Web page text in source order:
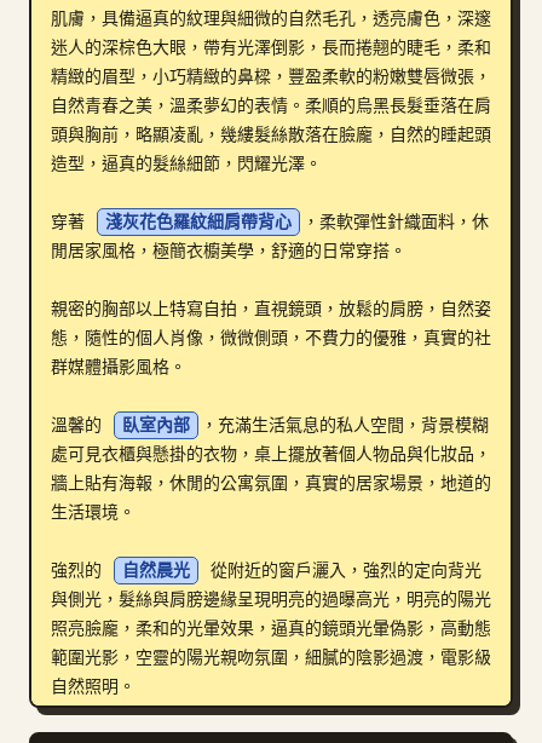
下載
部落格
更新
肌膚，具備逼真的紋理與細微的自然毛孔，透亮膚色，深邃
迷人的深棕色大眼，帶有光澤倒影，長而捲翹的睫毛，柔和
精緻的眉型，小巧精緻的鼻樑，豐盈柔軟的粉嫩雙唇微張，
自然青春之美，溫柔夢幻的表情。柔順的烏黑長髮垂落在肩
頭與胸前，略顯凌亂，幾縷髮絲散落在臉龐，自然的睡起頭
造型，逼真的髮絲細節，閃耀光澤。
穿著 淺灰花色羅紋細肩帶背心
，柔軟彈性針織面料，休
閒居家風格，極簡衣櫥美學，舒適的日常穿搭。
親密的胸部以上特寫自拍，直視鏡頭，放鬆的肩膀，自然姿
態，隨性的個人肖像，微微側頭，不費力的優雅，真實的社
群媒體攝影風格。
溫馨的 臥室內部
，充滿生活氣息的私人空間，背景模糊
處可見衣櫃與懸掛的衣物，桌上擺放著個人物品與化妝品，
牆上貼有海報，休閒的公寓氛圍，真實的居家場景，地道的
生活環境。
強烈的 自然晨光
從附近的窗戶灑入，強烈的定向背光
與側光，髮絲與肩膀邊緣呈現明亮的過曝高光，明亮的陽光
照亮臉龐，柔和的光暈效果，逼真的鏡頭光暈偽影，高動態
範圍光影，空靈的陽光親吻氛圍，細膩的陰影過渡，電影級
自然照明。